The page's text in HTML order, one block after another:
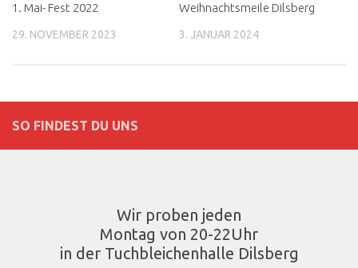
1. Mai- Fest 2022
29. NOVEMBER 2023
Weihnachtsmeile Dilsberg
3. JANUAR 2024
SO FINDEST DU UNS
Wir proben jeden
Montag von 20-22Uhr
in der Tuchbleichenhalle Dilsberg